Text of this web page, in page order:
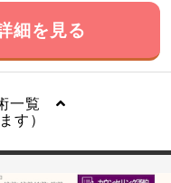
細を見る
一覧
す）